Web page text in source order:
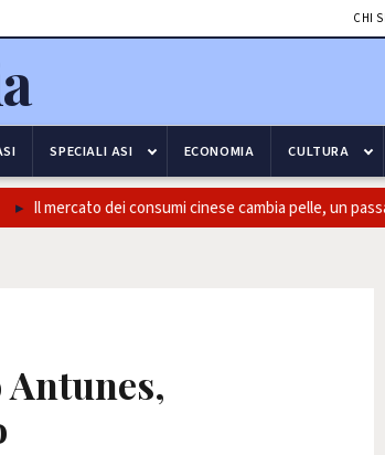
CHI
SPECIALI ASI ECONOMIA CULTURA
dei consumi cinese cambia pelle, un passaggio